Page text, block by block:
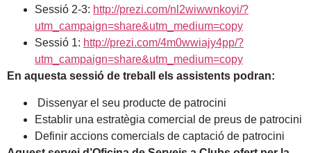
Sessió 2-3: http://prezi.com/nl2wiwwnkoyi/?
utm_campaign=share&utm_medium=copy
Sessió 1: http://prezi.com/4m0wwiajy4pp/?
utm_campaign=share&utm_medium=copy
En aquesta sessió de treball els assistents podran:
Dissenyar el seu producte de patrocini
Establir una estratègia comercial de preus de patrocini
Definir accions comercials de captació de patrocini